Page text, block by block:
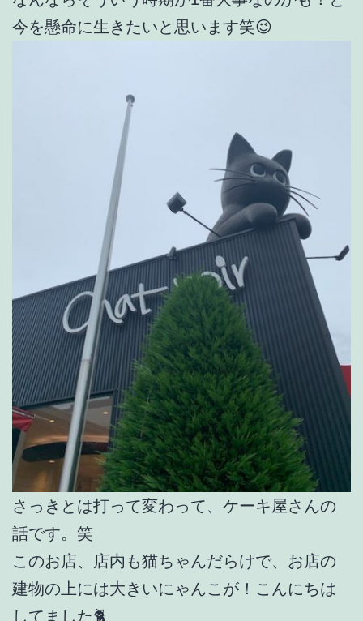
今を懸命に生きたいと思います笑😉
さっきとは打って変わって、ケーキ屋さんの
話です。笑
このお店、店内も猫ちゃんだらけで、お店の
建物の上には大きいにゃんこが！こんにちは
してました🐈